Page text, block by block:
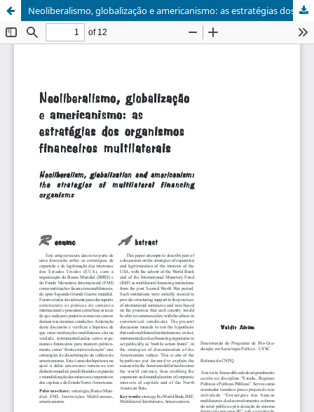
Neoliberalismo, globalização e americanismo: as estratégias dos organismos financeiros multilaterais